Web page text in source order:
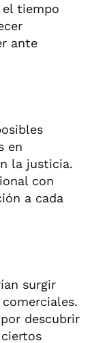
el tiempo
ante
en
la justicia.
con
a cada
surgir
descubrir